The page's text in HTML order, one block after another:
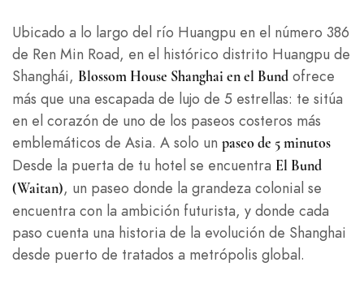
Ubicado a lo largo del río Huangpu en el número 386
de Ren Min Road, en el histórico distrito Huangpu de
Shanghái, Blossom House Shanghai en el Bund ofrece
más que una escapada de lujo de 5 estrellas: te sitúa
en el corazón de uno de los paseos costeros más
emblemáticos de Asia. A solo un paseo de 5 minutos
Desde la puerta de tu hotel se encuentra El Bund
(Waitan), un paseo donde la grandeza colonial se
encuentra con la ambición futurista, y donde cada
paso cuenta una historia de la evolución de Shanghai
desde puerto de tratados a metrópolis global.